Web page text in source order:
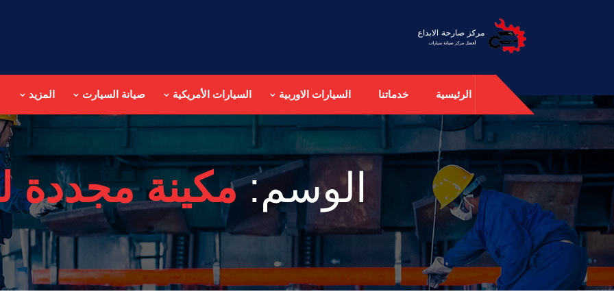
الرئيسية خدماتنا السيارات الاوربية السيارات الأمريكية صيانة السيارت المزيد
الوسم:مكينة مجددة